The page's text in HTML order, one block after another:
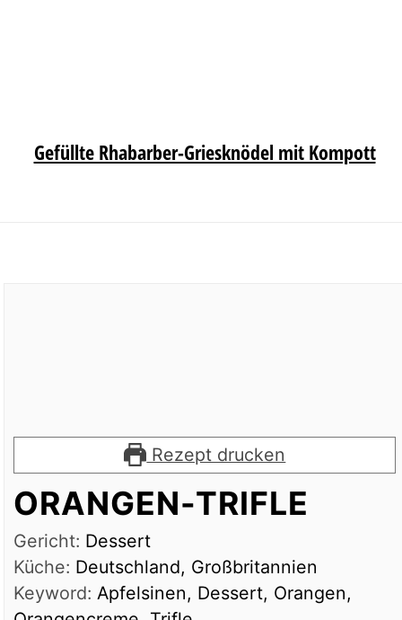
Gefüllte Rhabarber-Griesknödel mit Kompott
Rezept drucken
ORANGEN-TRIFLE
Gericht: Dessert
Küche: Deutschland, Großbritannien
Keyword: Apfelsinen, Dessert, Orangen,